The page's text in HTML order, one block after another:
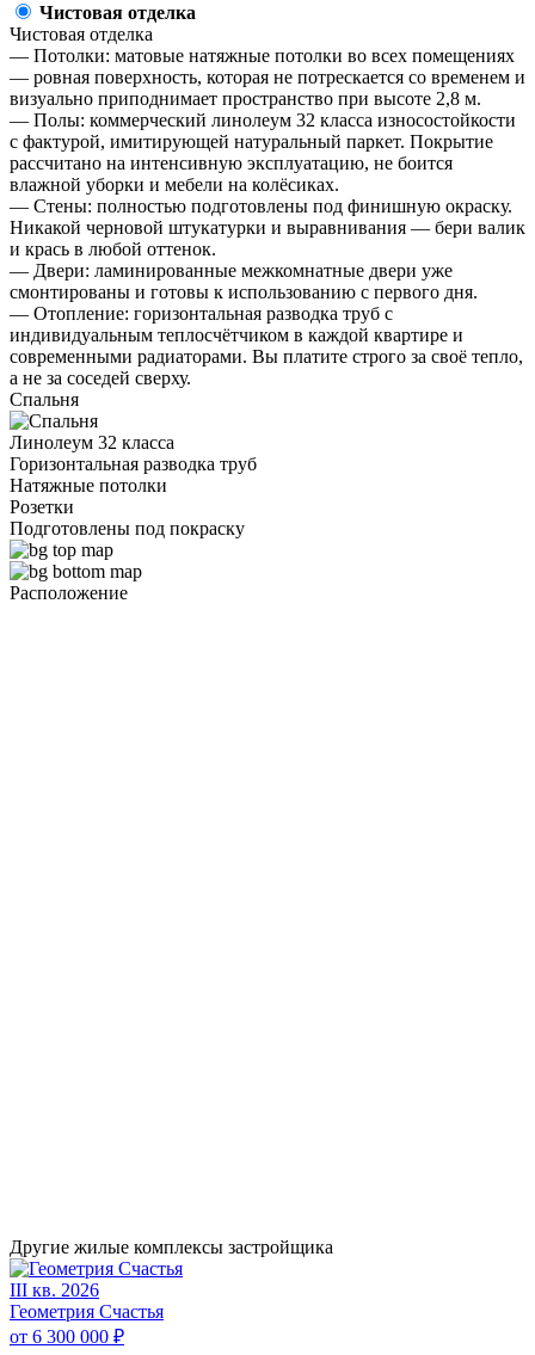
Чистовая отделка
Чистовая отделка
— Потолки: матовые натяжные потолки во всех помещениях
— ровная поверхность, которая не потрескается со временем и
визуально приподнимает пространство при высоте 2,8 м.
— Полы: коммерческий линолеум 32 класса износостойкости
с фактурой, имитирующей натуральный паркет. Покрытие
рассчитано на интенсивную эксплуатацию, не боится
влажной уборки и мебели на колёсиках.
— Стены: полностью подготовлены под финишную окраску.
Никакой черновой штукатурки и выравнивания — бери валик
и крась в любой оттенок.
— Двери: ламинированные межкомнатные двери уже
смонтированы и готовы к использованию с первого дня.
— Отопление: горизонтальная разводка труб с
индивидуальным теплосчётчиком в каждой квартире и
современными радиаторами. Вы платите строго за своё тепло,
а не за соседей сверху.
Спальня
Линолеум 32 класса
Горизонтальная разводка труб
Натяжные потолки
Розетки
Подготовлены под покраску
Расположение
Другие жилые комплексы застройщика
III кв. 2026
Геометрия Счастья
от 6 300 000 ₽